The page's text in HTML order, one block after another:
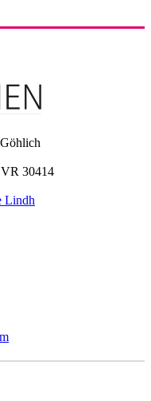
VR 30414
Lindh